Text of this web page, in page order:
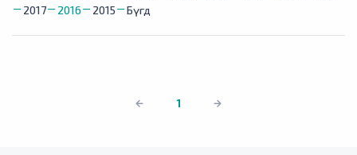
2017
2016 2015 Бүгд
1